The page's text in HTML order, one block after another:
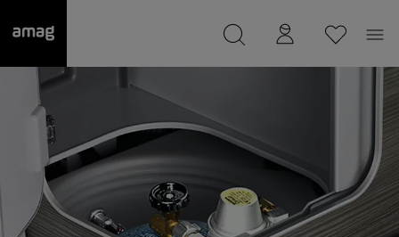
wurde als Ihre Garage gespeichert.